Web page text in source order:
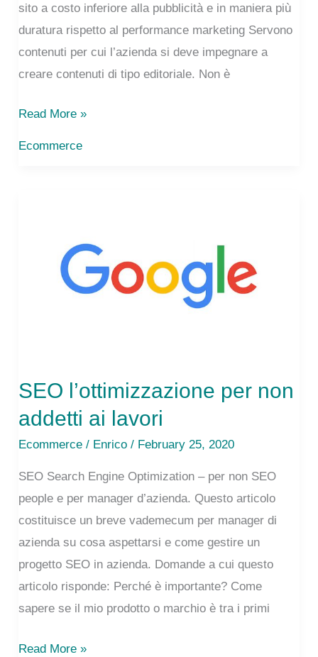
sito a costo inferiore alla pubblicità e in maniera più
duratura rispetto al performance marketing Servono
contenuti per cui l’azienda si deve impegnare a
creare contenuti di tipo editoriale. Non è
SEO
Read More »
Ecommerce
SEO l’ottimizzazione per non
addetti ai lavori
Ecommerce / Enrico/ February 25, 2020
SEO Search Engine Optimization – per non SEO
people e per manager d’azienda. Questo articolo
costituisce un breve vademecum per manager di
azienda su cosa aspettarsi e come gestire un
progetto SEO in azienda. Domande a cui questo
articolo risponde: Perché è importante? Come
sapere se il mio prodotto o marchio è tra i primi
SEO
Read More »